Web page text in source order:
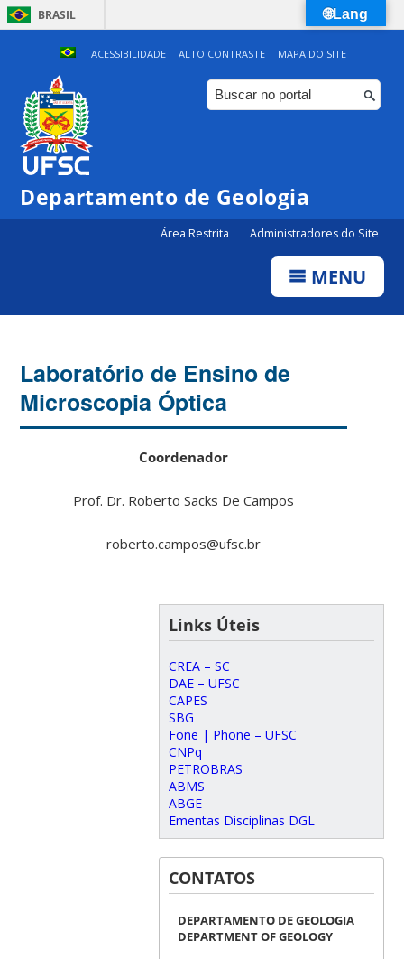
BRASIL
Simplifique!
Comunica BR
Participe
Canais
ACESSIBILIDADE ALTO CONTRASTE MAPA DO SITE
Departamento de Geologia
Área Restrita Administradores do Site
MENU
Laboratório de Ensino de
Microscopia Óptica
Coordenador
Prof. Dr. Roberto Sacks De Campos
roberto.campos@ufsc.br
Links Úteis
CREA – SC
DAE – UFSC
CAPES
SBG
Fone | Phone – UFSC
CNPq
PETROBRAS
ABMS
ABGE
Ementas Disciplinas DGL
CONTATOS
DEPARTAMENTO DE GEOLOGIA
DEPARTMENT OF GEOLOGY
🌐Lang